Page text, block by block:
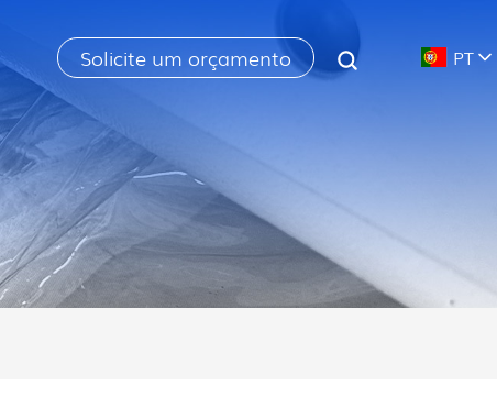
Solicite um orçamento PT